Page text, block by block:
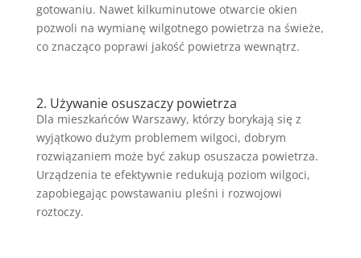
gotowaniu. Nawet kilkuminutowe otwarcie okien
pozwoli na wymianę wilgotnego powietrza na świeże,
co znacząco poprawi jakość powietrza wewnątrz.
2. Używanie osuszaczy powietrza
Dla mieszkańców Warszawy, którzy borykają się z
wyjątkowo dużym problemem wilgoci, dobrym
rozwiązaniem może być zakup osuszacza powietrza.
Urządzenia te efektywnie redukują poziom wilgoci,
zapobiegając powstawaniu pleśni i rozwojowi
roztoczy.